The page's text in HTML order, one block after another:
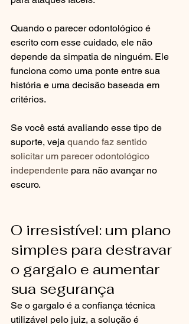
Quando o parecer odontológico é
escrito com esse cuidado, ele não
depende da simpatia de ninguém. Ele
funciona como uma ponte entre sua
história e uma decisão baseada em
critérios.
Se você está avaliando esse tipo de
suporte, veja quando faz sentido
solicitar um parecer odontológico
independente para não avançar no
escuro.
O irresistível: um plano
simples para destravar
o gargalo e aumentar
sua segurança
Se o gargalo é a confiança técnica
utilizável pelo juiz, a solução é